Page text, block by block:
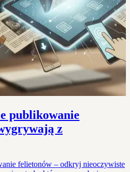
publikowanie
z
felietonów – odkryj nieoczywiste